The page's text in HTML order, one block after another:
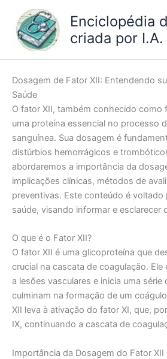
conteúdo
Enciclopédia
criada por I.A.
Dosagem de Fator XII: Entendendo
Saúde
O fator XII, também conhecido como
uma proteína essencial no processo
sanguínea. Sua dosagem é
distúrbios hemorrágicos e
abordaremos a importância da
implicações clínicas, métodos de
preventivas. Este conteúdo é voltado
saúde, visando informar e esclarecer
O que é o Fator XII?
O fator XII é uma glicoproteína que
crucial na cascata de coagulação.
a lesões vasculares e inicia uma série
culminam na formação de um
XII leva à ativação do fator XI, que,
IX, continuando a cascata de
Importância da Dosagem do Fator XII